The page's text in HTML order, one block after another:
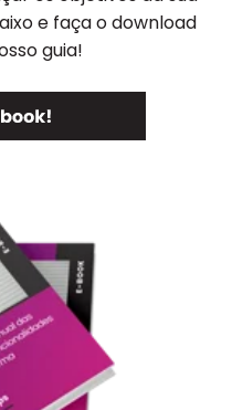
e faça o download
guia!